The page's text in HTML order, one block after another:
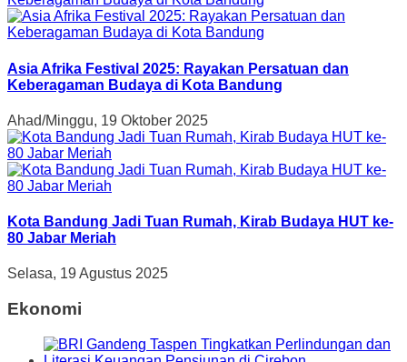
Asia Afrika Festival 2025: Rayakan Persatuan dan
Keberagaman Budaya di Kota Bandung
Ahad/Minggu, 19 Oktober 2025
Kota Bandung Jadi Tuan Rumah, Kirab Budaya HUT ke-
80 Jabar Meriah
Selasa, 19 Agustus 2025
Ekonomi